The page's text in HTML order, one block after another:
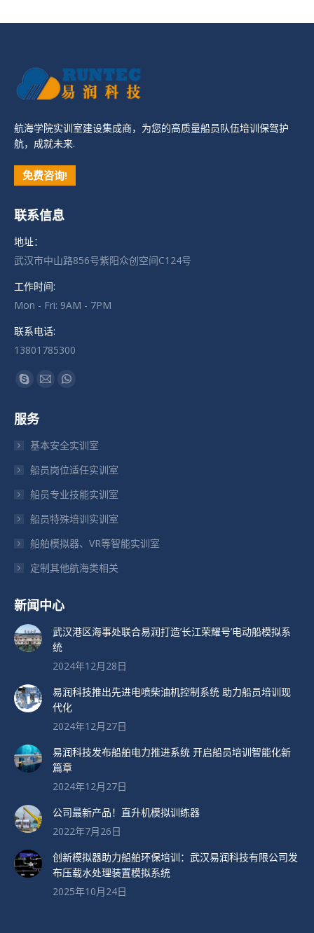
航海学院实训室建设集成商，为您的高质量船员队伍培训保驾护
航，成就未来.
免费咨询!
联系信息
地址：
武汉市中山路856号紫阳众创空间C124号
工作时间:
Mon - Fri: 9AM - 7PM
联系电话:
13801785300
找到我们：
Skype
在
新
口
中
打
Mail
新
口
中
打
Whatsapp
新
口
中
打
服务
基本安全实训室
船员岗位适任实训室
船员专业技能实训室
船员特殊培训实训室
船舶模拟器、VR等智能实训室
定制其他航海类相关
新闻中心
武汉港区海事处联合易润打造’长江荣耀号’电动船模拟系
统
2024年12月28日
易润科技推出先进电喷柴油机控制系统 助力船员培训现
代化
2024年12月27日
易润科技发布船舶电力推进系统 开启船员培训智能化新
篇章
2024年12月27日
公司最新产品！直升机模拟训练器
2022年7月26日
创新模拟器助力船舶环保培训：武汉易润科技有限公司发
布压载水处理装置模拟系统
2025年10月24日